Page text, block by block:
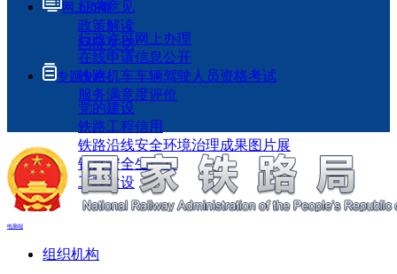
征求意见
政策解读
回应关切
网上办事
行政许可网上办理
在线申请信息公开
铁路机车车辆驾驶人员资格考试
服务满意度评价
专题专栏
党的建设
铁路工程信用
铁路沿线安全环境治理成果图片展
铁路安全生产月
工程建设
电脑端
组织机构